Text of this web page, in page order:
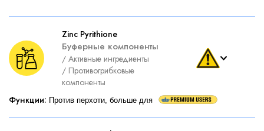
Zinc Pyrithione
Буферные компоненты
/ Активные ингредиенты
/ Противогрибковые
компоненты
Функции: Против перхоти, больше для